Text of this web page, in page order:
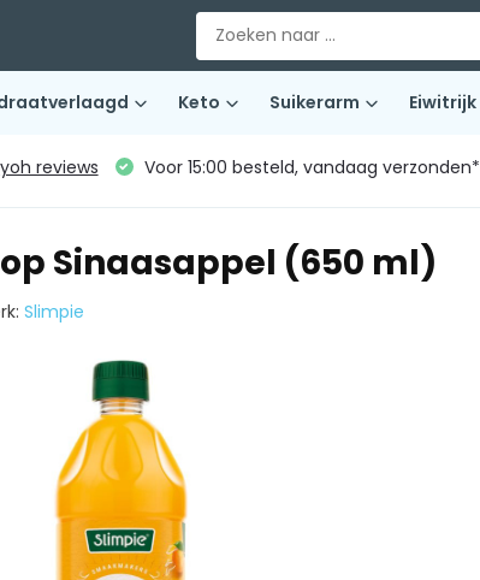
Keto Suikerarm Eiwitrijk
reviews Voor 15:00 besteld, vandaag verzonden*
Sinaasappel (650 ml)
Slimpie